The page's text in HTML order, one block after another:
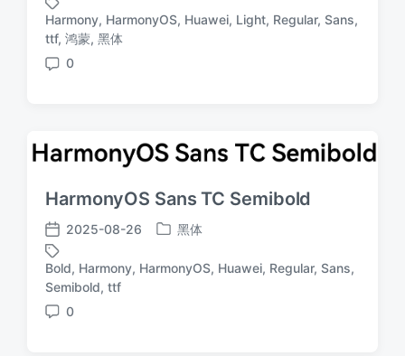
布
日
期
于
标
Harmony, HarmonyOS, Huawei, Light, Regular, Sans,
ttf, 鸿蒙, 黑体
评
0
HarmonyOS Sans TC Semibold
发
布
日
期
2025-08-26
发
于
黑体
标
Bold, Harmony, HarmonyOS, Huawei, Regular, Sans,
Semibold, ttf
评
0